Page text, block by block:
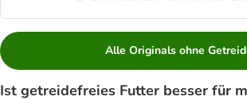
Alle Originals ohne
Ist getreidefreies Futter besser für